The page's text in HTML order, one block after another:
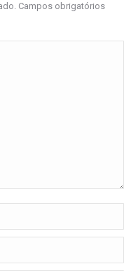
Campos obrigatórios